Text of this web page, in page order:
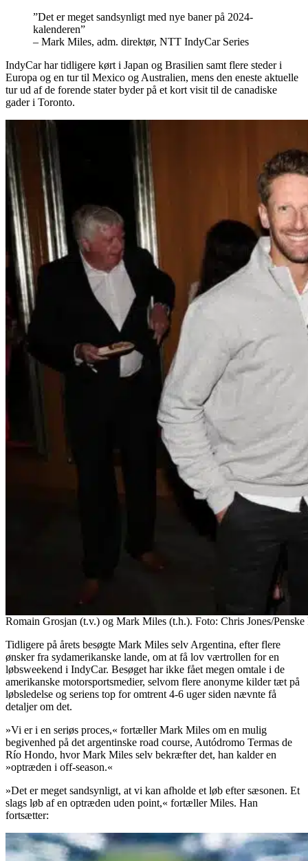
”Det er meget sandsynligt med nye baner på 2024-
kalenderen”
– Mark Miles, adm. direktør, NTT IndyCar Series
IndyCar har tidligere kørt i Japan og Brasilien samt flere steder i
Europa og en tur til Mexico og Australien, mens den eneste aktuelle
tur ud af de forende stater byder på et kort visit til de canadiske
gader i Toronto.
Romain Grosjan (t.v.) og Mark Miles (t.h.). Foto: Chris Jones/Penske
Tidligere på årets besøgte Mark Miles selv Argentina, efter flere
ønsker fra sydamerikanske lande, om at få lov værtrollen for en
løbsweekend i IndyCar. Besøget har ikke fået megen omtale i de
amerikanske motorsportsmedier, selvom flere anonyme kilder tæt på
løbsledelse og seriens top for omtrent 4-6 uger siden nævnte få
detaljer om det.
»Vi er i en seriøs proces,« fortæller Mark Miles om en mulig
begivenhed på det argentinske road course, Autódromo Termas de
Río Hondo, hvor Mark Miles selv bekræfter det, han kalder en
»optræden i off-season.«
»Det er meget sandsynligt, at vi kan afholde et løb efter sæsonen. Et
slags løb af en optræden uden point,« fortæller Miles. Han
fortsætter: